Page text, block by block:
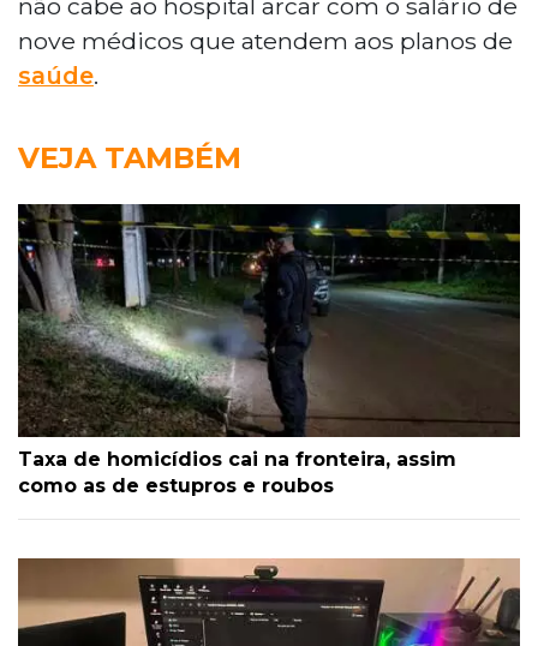
nove médicos que atendem aos planos de
saúde.
VEJA TAMBÉM
Taxa de homicídios cai na fronteira, assim
como as de estupros e roubos